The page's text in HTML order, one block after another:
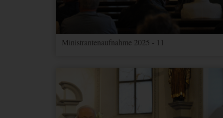
Ministrantenaufnahme 2025 - 11
id--
_gac_--
property-
id--
Enthält Informationen zu
Ads Konto verknüpft
nicht deaktivieren.